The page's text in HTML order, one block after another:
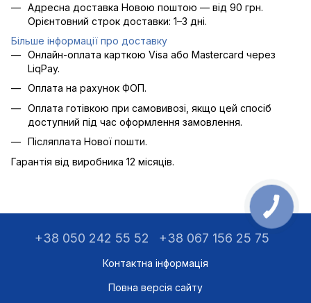
Адресна доставка Новою поштою — від 90 грн.
Орієнтовний строк доставки: 1–3 дні.
Більше інформації про доставку
Онлайн-оплата карткою Visa або Mastercard через
LiqPay.
Оплата на рахунок ФОП.
Оплата готівкою при самовивозі, якщо цей спосіб
доступний під час оформлення замовлення.
Післяплата Нової пошти.
Гарантія від виробника 12 місяців.
+38 050 242 55 52 +38 067 156 25 75
Контактна інформація
Повна версія сайту